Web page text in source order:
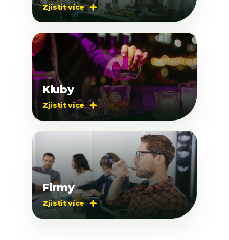
Zjistit více 
Kluby
Zjistit více 
Firmy
Zjistit více 